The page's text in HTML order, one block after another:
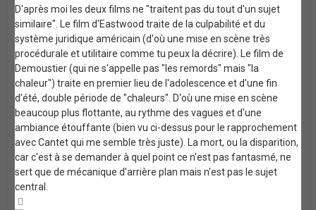
D'après moi les deux films ne "traitent pas du tout d'un sujet
similaire". Le film d'Eastwood traite de la culpabilité et du
système juridique américain (d'où une mise en scène très
procédurale et utilitaire comme tu peux la décrire). Le film de
Demoustier (qui ne s'appelle pas "les remords" mais "la
chaleur") traite en premier lieu de l'adolescence et d'une fin
d'été, double période de "chaleurs". D'où une mise en scène
beaucoup plus flottante, au rythme des vagues et d'une
ambiance étouffante (bien vu ci-dessus pour le rapprochement
avec Cantet qui me semble très juste). La mort, ou la disparition,
car c'est à se demander à quel point ce n'est pas fantasmé, ne
sert que de mécanique d'arrière plan mais n'est pas le sujet
central.